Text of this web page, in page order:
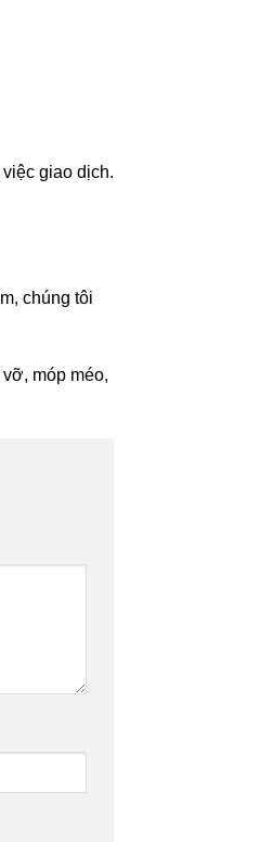
giao dịch.
chúng tôi
móp méo,